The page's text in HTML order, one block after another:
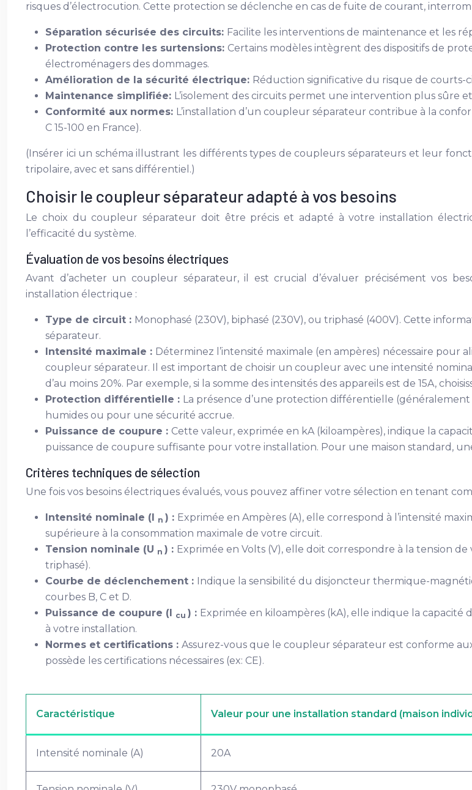
risques d’électrocution. Cette protection se déclenche en cas de fuite de courant,
Séparation sécurisée des circuits: Facilite les interventions de maintenance et les
Protection contre les surtensions: Certains modèles intègrent des dispositifs de
électroménagers des dommages.
Amélioration de la sécurité électrique: Réduction significative du risque de courts-
Maintenance simplifiée: L’isolement des circuits permet une intervention plus sûre
Conformité aux normes: L’installation d’un coupleur séparateur contribue à la
C 15-100 en France).
(Insérer ici un schéma illustrant les différents types de coupleurs séparateurs et leur
tripolaire, avec et sans différentiel.)
Choisir le coupleur séparateur adapté à vos besoins
Le choix du coupleur séparateur doit être précis et adapté à votre installation
l’efficacité du système.
Évaluation de vos besoins électriques
Avant d’acheter un coupleur séparateur, il est crucial d’évaluer précisément vos
installation électrique :
Type de circuit : Monophasé (230V), biphasé (230V), ou triphasé (400V). Cette
séparateur.
Intensité maximale : Déterminez l’intensité maximale (en ampères) nécessaire
coupleur séparateur. Il est important de choisir un coupleur avec une intensité
d’au moins 20%. Par exemple, si la somme des intensités des appareils est de 15A,
Protection différentielle : La présence d’une protection différentielle
humides ou pour une sécurité accrue.
Puissance de coupure : Cette valeur, exprimée en kA (kiloampères), indique la
puissance de coupure suffisante pour votre installation. Pour une maison standard,
Critères techniques de sélection
Une fois vos besoins électriques évalués, vous pouvez affiner votre sélection en tenant
Intensité nominale (I n ) : Exprimée en Ampères (A), elle correspond à l’intensité
supérieure à la consommation maximale de votre circuit.
Tension nominale (U n ) : Exprimée en Volts (V), elle doit correspondre à la tension
triphasé).
Courbe de déclenchement : Indique la sensibilité du disjoncteur thermique-
courbes B, C et D.
Puissance de coupure (I cu ) : Exprimée en kiloampères (kA), elle indique la
à votre installation.
Normes et certifications : Assurez-vous que le coupleur séparateur est conforme
possède les certifications nécessaires (ex: CE).
Caractéristique Valeur pour une installation standard (maison
Intensité nominale (A) 20A